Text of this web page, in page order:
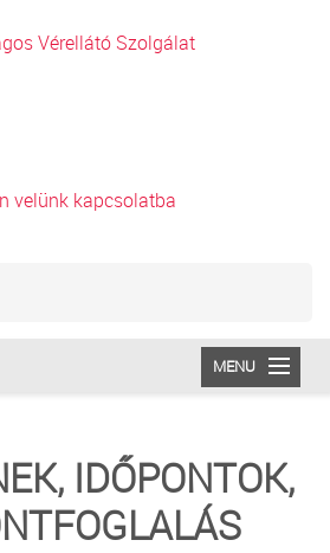
velünk kapcsolatba
MENU
IDŐPONTOK,